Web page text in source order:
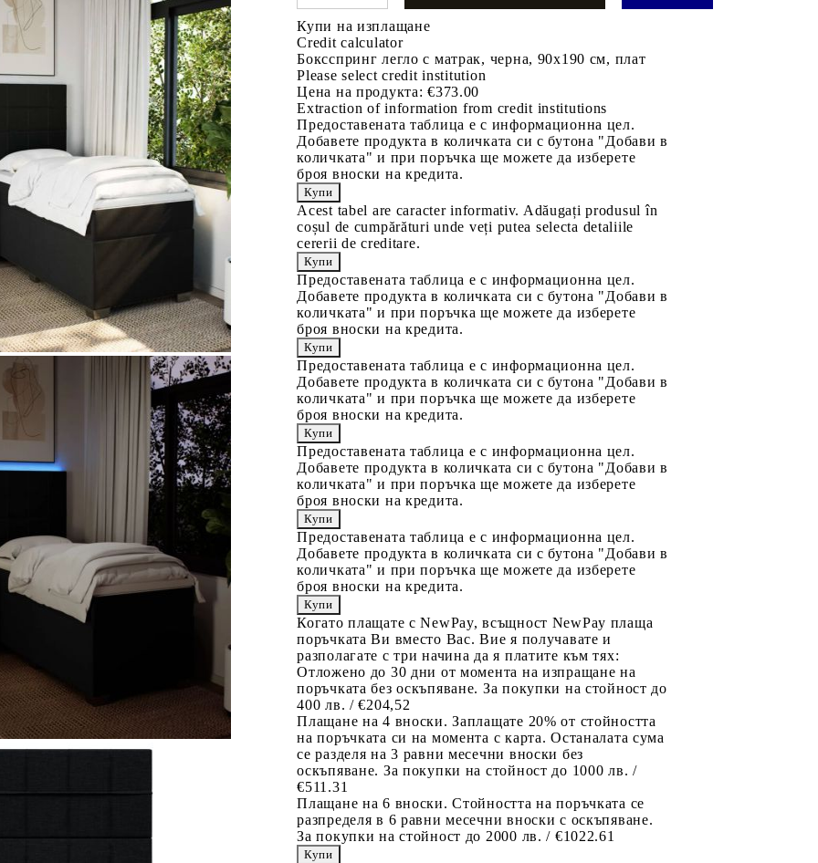
Купи на изплащане
Credit calculator
Боксспринг легло с матрак, черна, 90x190 см, плат
Please select credit institution
Цена на продукта: €373.00
Extraction of information from credit institutions
Предоставената таблица е с информационна цел.
Добавете продукта в количката си с бутона "Добави в
количката" и при поръчка ще можете да изберете
броя вноски на кредита.
Acest tabel are caracter informativ. Adăugați produsul în
coșul de cumpărături unde veți putea selecta detaliile
cererii de creditare.
Предоставената таблица е с информационна цел.
Добавете продукта в количката си с бутона "Добави в
количката" и при поръчка ще можете да изберете
броя вноски на кредита.
Предоставената таблица е с информационна цел.
Добавете продукта в количката си с бутона "Добави в
количката" и при поръчка ще можете да изберете
броя вноски на кредита.
Предоставената таблица е с информационна цел.
Добавете продукта в количката си с бутона "Добави в
количката" и при поръчка ще можете да изберете
броя вноски на кредита.
Предоставената таблица е с информационна цел.
Добавете продукта в количката си с бутона "Добави в
количката" и при поръчка ще можете да изберете
броя вноски на кредита.
Когато плащате с NewPay, всъщност NewPay плаща
поръчката Ви вместо Вас. Вие я получавате и
разполагате с три начина да я платите към тях:
Отложено до 30 дни от момента на изпращане на
поръчката без оскъпяване. За покупки на стойност до
400 лв. / €204,52
Плащане на 4 вноски. Заплащате 20% от стойността
на поръчката си на момента с карта. Останалата сума
се разделя на 3 равни месечни вноски без
оскъпяване. За покупки на стойност до 1000 лв. /
€511.31
Плащане на 6 вноски. Стойността на поръчката се
разпределя в 6 равни месечни вноски с оскъпяване.
За покупки на стойност до 2000 лв. / €1022.61